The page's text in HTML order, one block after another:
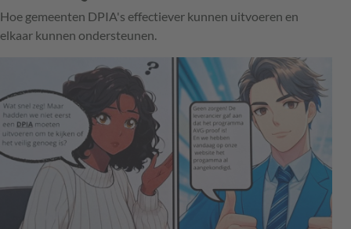
Hoe gemeenten DPIA's effectiever kunnen uitvoeren en
elkaar kunnen ondersteunen.